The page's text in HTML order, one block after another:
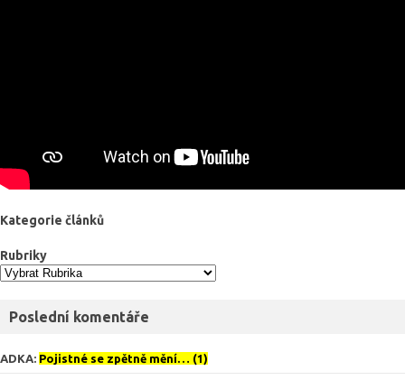
Kategorie článků
Rubriky
Poslední komentáře
ADKA: Pojistné se zpětně mění… (1)